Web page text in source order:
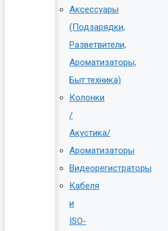
Аксессуары
(Подзарядки,
Разветвители,
Ароматизаторы,
Быт.техника)
Колонки
/
Акустика/
Ароматизаторы
Видеорегистраторы
Кабеля
и
ISO-